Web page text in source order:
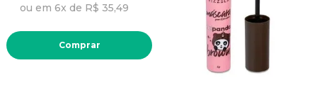
ou em 6x de R$ 35,49
Comprar